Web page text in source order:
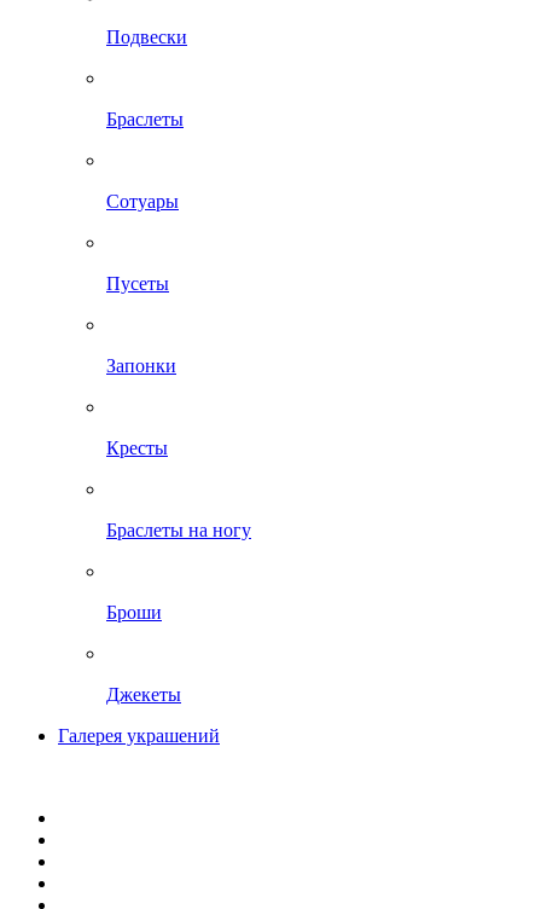
Подвески
Браслеты
Сотуары
Пусеты
Запонки
Кресты
Браслеты на ногу
Броши
Джекеты
Галерея украшений